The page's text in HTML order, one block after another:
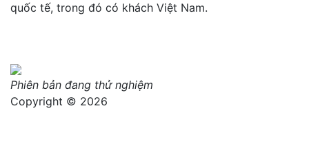
quốc tế, trong đó có khách Việt Nam.
Phiên bản đang thử nghiệm
Copyright © 2026